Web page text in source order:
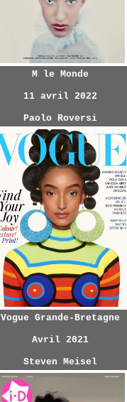
M le Monde
11 avril 2022
Paolo Roversi
Vogue Grande-Bretagne
Avril 2021
Steven Meisel